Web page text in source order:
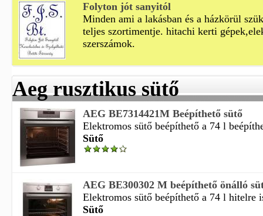
Folyton jót sanyitól
Minden ami a lakásban és a házkörül
teljes szortimentje. hitachi kerti
szerszámok.
Aeg rusztikus sütő
AEG BE7314421M Beépíthető sütő
Elektromos sütő beépíthető a 74 l
Sütő
AEG BE300302 M beépíthető önálló
Elektromos sütő beépíthető a 74 l hitelre
Sütő